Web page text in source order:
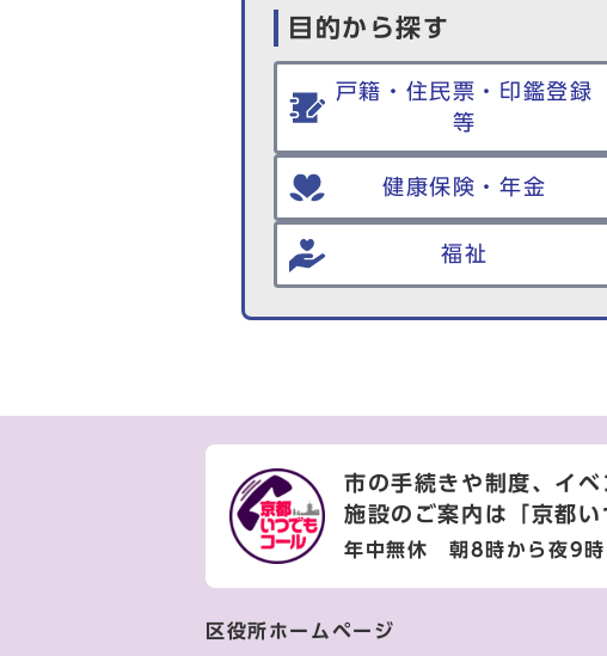
目的から探す
戸籍・住民票・印鑑登録
等
健康保険・年金
福祉
市の手続きや制度、イベ
施設のご案内は
「京都
年中無休 朝8時から夜9時
区役所ホームページ